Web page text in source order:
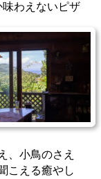
わえないピザ
、小鳥のさえ
こえる癒やし